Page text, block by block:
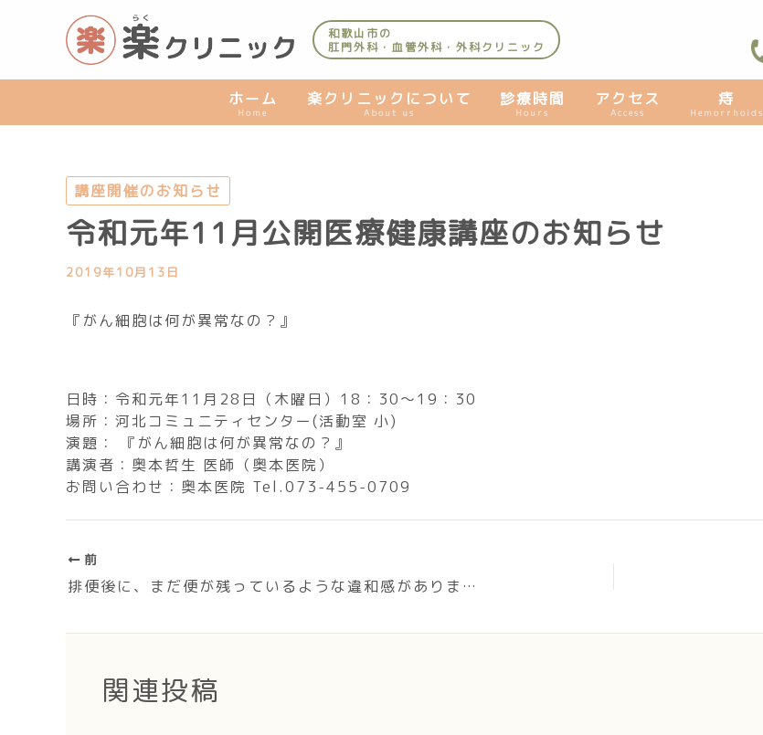
ス
和歌山市の
肛門外科・血管外科・外科クリニック
ホーム
Home
楽クリニックについて
About us
診療時間
Hours
アクセス
Access
痔
Hemorrhoids
講座開催のお知らせ
令和元年11月公開医療健康講座のお知らせ
2019年10月13日
『がん細胞は何が異常なの？』
日時：令和元年11月28日（木曜日）18：30～19：30
場所：河北コミュニティセンター(活動室 小)
演題： 『がん細胞は何が異常なの？』
講演者：奥本哲生 医師（奥本医院）
お問い合わせ：奥本医院 Tel.073-455-0709
前
排便後に、まだ便が残っているような違和感があります。
関連投稿